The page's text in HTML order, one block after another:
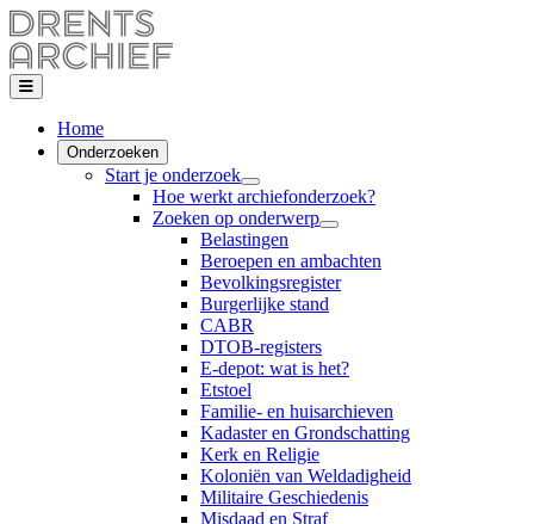
Home
Onderzoeken
Start je onderzoek
Hoe werkt archiefonderzoek?
Zoeken op onderwerp
Belastingen
Beroepen en ambachten
Bevolkingsregister
Burgerlijke stand
CABR
DTOB-registers
E-depot: wat is het?
Etstoel
Familie- en huisarchieven
Kadaster en Grondschatting
Kerk en Religie
Koloniën van Weldadigheid
Militaire Geschiedenis
Misdaad en Straf